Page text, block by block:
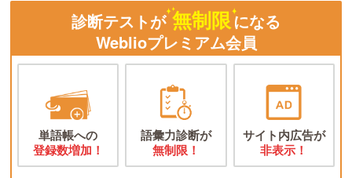
診断テストが 無制限になる
Weblioプレミアム会員
単語帳への
登録数増加！
語彙力診断が
無制限！
サイト内広告が
非表示！